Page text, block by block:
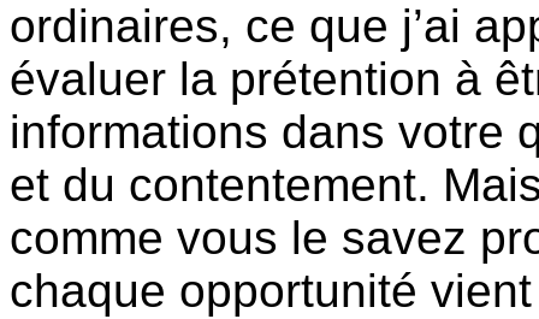
ordinaires, ce que j’ai
évaluer la prétention à
informations dans votre
et du contentement.
comme vous le savez
chaque opportunité